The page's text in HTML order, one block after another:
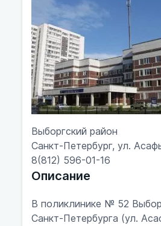
Выборгский район
Санкт-Петербург, ул.
8(812) 596-01-16
Описание
В поликлинике № 52
Санкт-Петербурга (ул.